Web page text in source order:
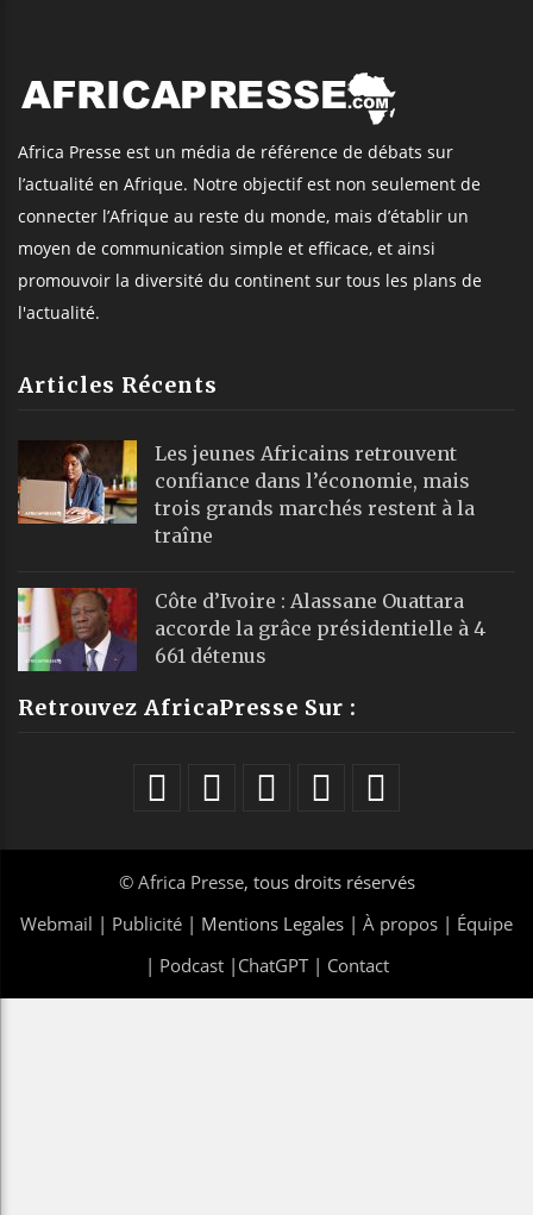
Africa Presse est un média de référence de débats sur
l’actualité en Afrique. Notre objectif est non seulement de
connecter l’Afrique au reste du monde, mais d’établir un
moyen de communication simple et efficace, et ainsi
promouvoir la diversité du continent sur tous les plans de
l'actualité.
Articles Récents
Les jeunes Africains retrouvent
confiance dans l’économie, mais
trois grands marchés restent à la
traîne
Côte d’Ivoire : Alassane Ouattara
accorde la grâce présidentielle à 4
661 détenus
Retrouvez AfricaPresse Sur :
© Africa Presse, tous droits réservés
Webmail | Publicité | Mentions Legales | À propos | Équipe
| Podcast| ChatGPT| Contact